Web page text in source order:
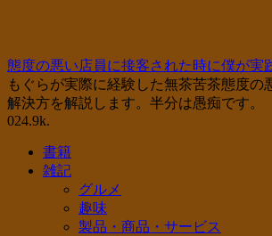
態度の悪い店員に接客された時に僕が実
もぐらが実際に経験した無茶苦茶態度の
解決方を解説します。半分は愚痴です。
024.9k.
書籍
雑記
グルメ
趣味
製品・商品・サービス